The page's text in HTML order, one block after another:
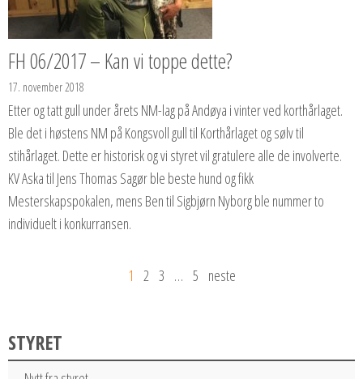
FH 06/2017 – Kan vi toppe dette?
17. november 2018
Etter og tatt gull under årets NM-lag på Andøya i vinter ved korthårlaget.
Ble det i høstens NM på Kongsvoll gull til Korthårlaget og sølv til
stihårlaget. Dette er historisk og vi styret vil gratulere alle de involverte.
KV Aska til Jens Thomas Sagør ble beste hund og fikk
Mesterskapspokalen, mens Ben til Sigbjørn Nyborg ble nummer to
individuelt i konkurransen.
1 2 3 … 5 neste
STYRET